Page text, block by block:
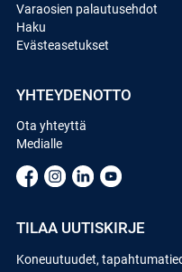
Varaosien palautusehdot
Haku
Evästeasetukset
YHTEYDENOTTO
Ota yhteyttä
Medialle
TILAA UUTISKIRJE
Koneuutuudet,